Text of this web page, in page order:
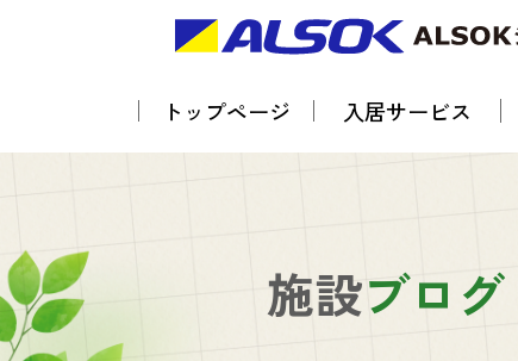
トップページ 入居サービス
施設ブログ